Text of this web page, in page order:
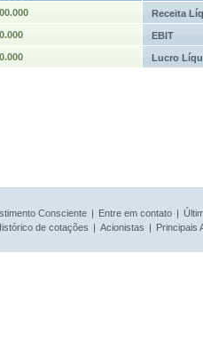
Receita
EBIT
Lucro
Consciente | Entre em contato |
de cotações | Acionistas | Principais